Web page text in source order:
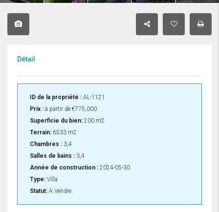
Détail
ID de la propriété : AL-1121
Prix : à partir de €775,000
Superficie du bien: 200 m2
Terrain: 6533 m2
Chambres : 3,4
Salles de bains : 3,4
Année de construction : 2024-05-30
Type: Villa
Statut: A Vendre